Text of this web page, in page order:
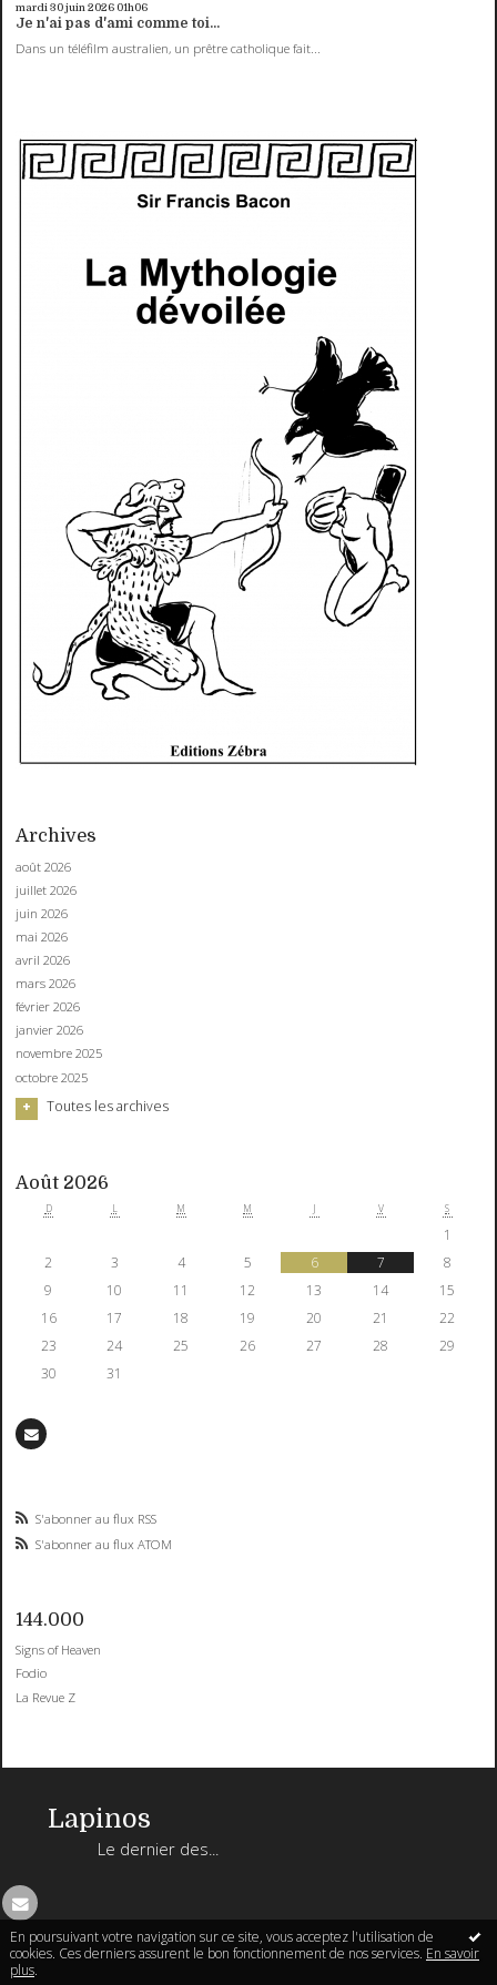
En poursuivant votre navigation sur ce site, vous acceptez l'utilisation de
cookies. Ces derniers assurent le bon fonctionnement de nos services. En savoir
plus.
mardi 30juin 2026 01h06
Je n'ai pas d'ami comme toi...
Dans un téléfilm australien, un prêtre catholique fait...
Archives
août 2026
juillet 2026
juin 2026
mai 2026
avril 2026
mars 2026
février 2026
janvier 2026
novembre 2025
octobre 2025
Toutes les archives
Août 2026
D L M M J V S
1
2
3 4 5 6 7
8
9
10 11 12 13 14
15
16
17 18 19 20 21
22
23
24 25 26 27 28
29
30
31
S'abonner au flux RSS
S'abonner au flux ATOM
144.000
Signs of Heaven
Fodio
La Revue Z
Lapinos
Le dernier des...